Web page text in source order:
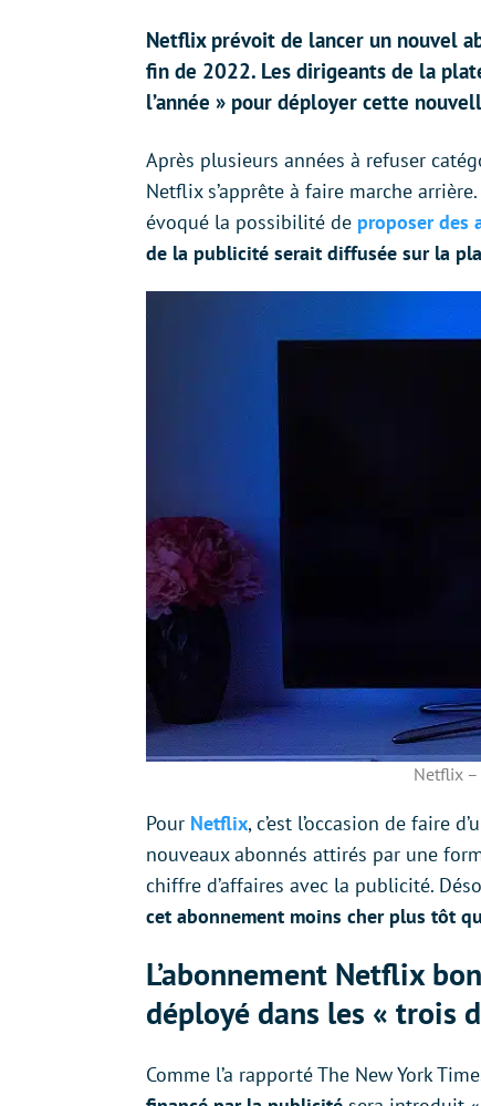
Netflix prévoit de lancer un nouvel
fin de 2022. Les dirigeants de la
l’année » pour déployer cette
Après plusieurs années à refuser
Netflix s’apprête à faire marche
évoqué la possibilité de proposer des
de la publicité serait diffusée sur la
Netflix –
Pour Netflix, c’est l’occasion de faire
nouveaux abonnés attirés par une
chiffre d’affaires avec la publicité.
cet abonnement moins cher plus tôt
L’abonnement Netflix
déployé dans les « trois
Comme l’a rapporté The New York